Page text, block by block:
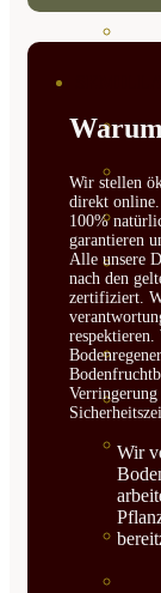
Wir stellen
direkt online.
100%
garantieren
Alle unsere
nach den
zertifiziert.
Wir